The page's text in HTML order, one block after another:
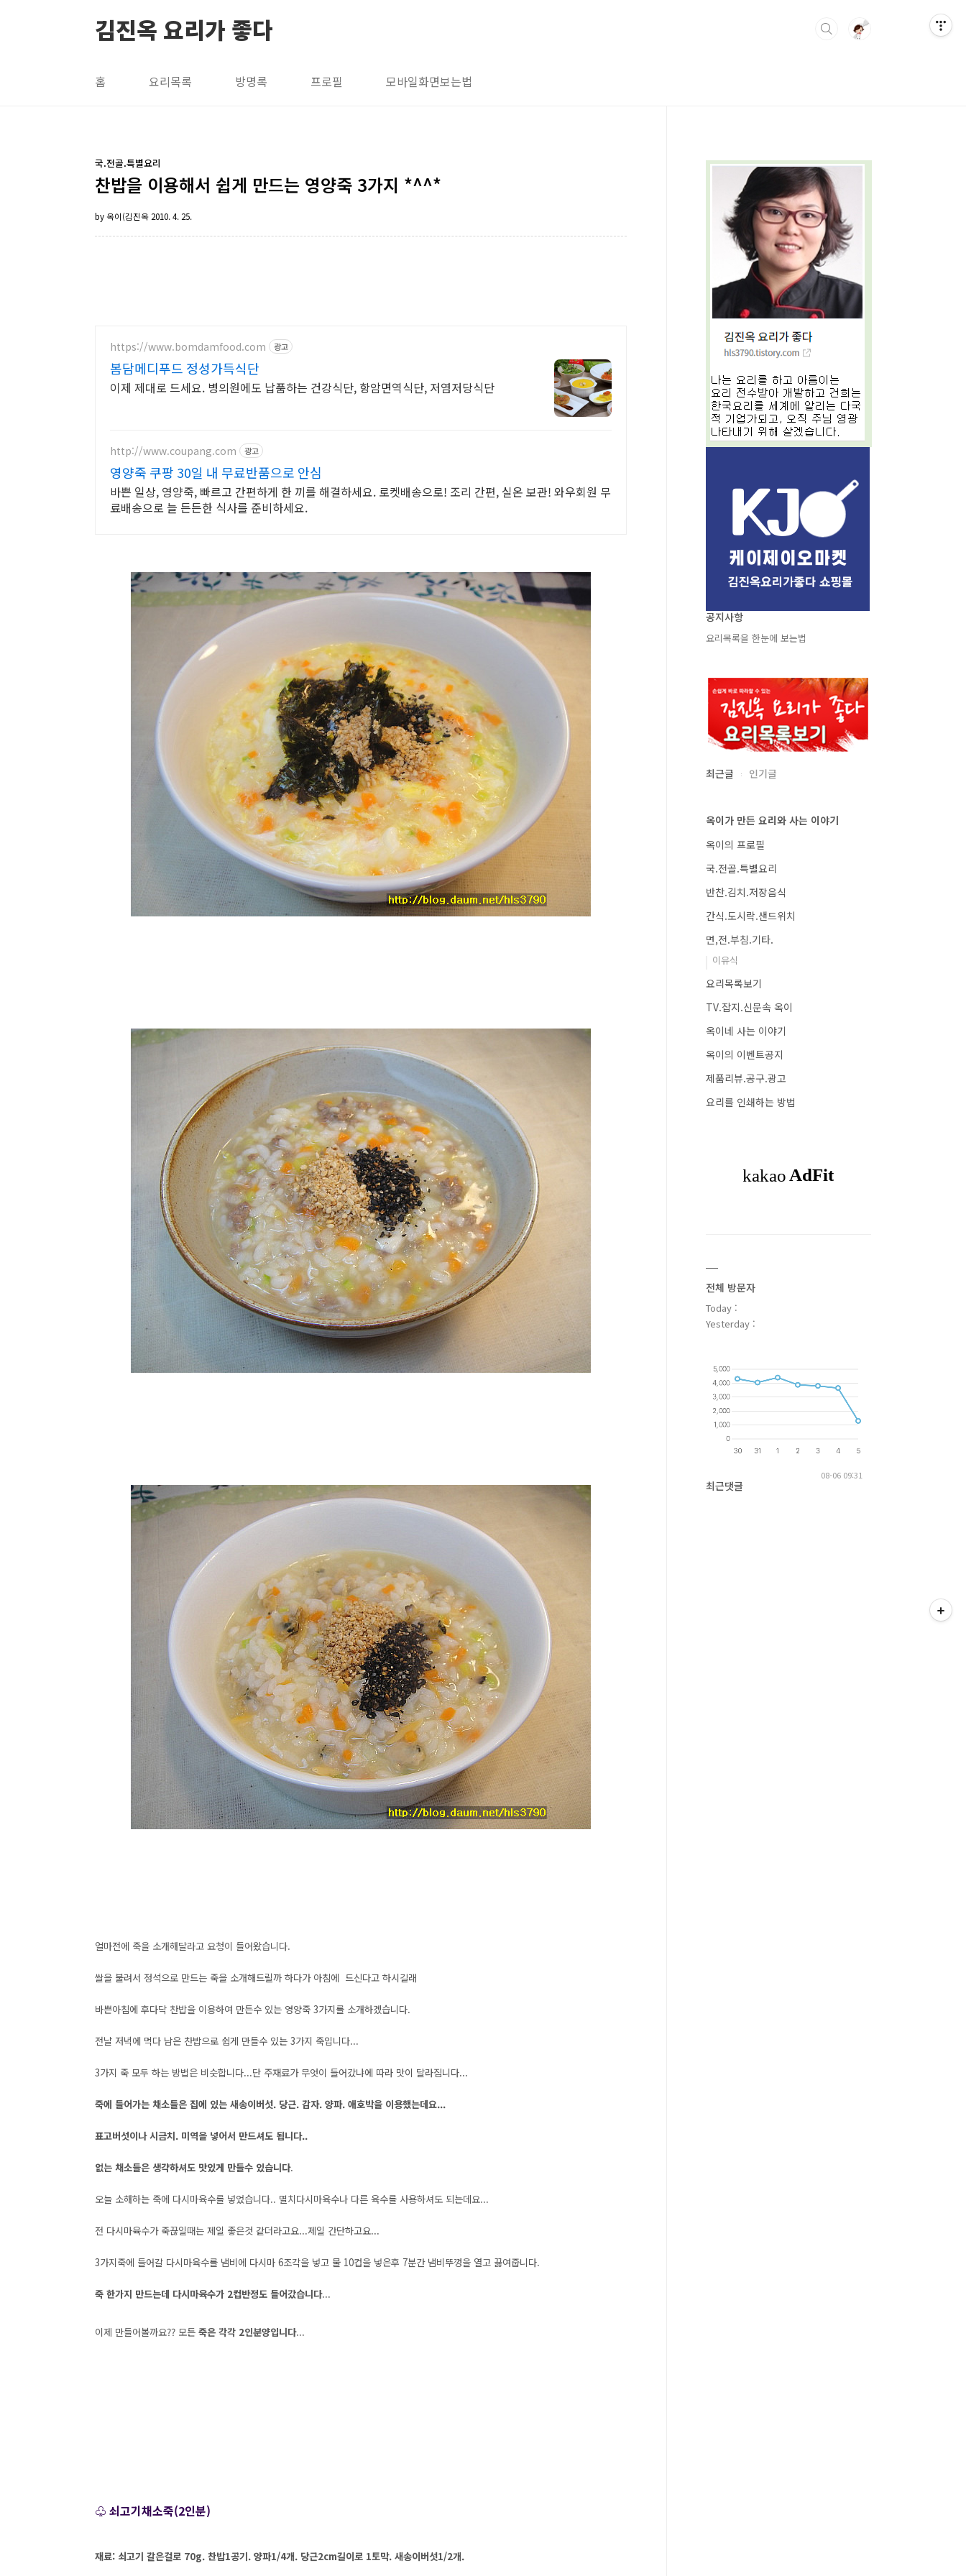
김진옥 요리가 좋다
홈 요리목록 방명록 프로필 모바일화면보는법
국.전골.특별요리
찬밥을 이용해서 쉽게 만드는 영양죽 3가지 *^^*
by 옥이(김진옥 2010. 4. 25.
https://www.bomdamfood.com 광고
봄담메디푸드 정성가득식단
이제 제대로 드세요. 병의원에도 납품하는 건강식단, 항암면역식단, 저염저당식단
http://www.coupang.com 광고
영양죽 쿠팡 30일 내 무료반품으로 안심
바쁜 일상, 영양죽, 빠르고 간편하게 한 끼를 해결하세요. 로켓배송으로! 조리 간편, 실온 보관! 와우회원 무
료배송으로 늘 든든한 식사를 준비하세요.
얼마전에 죽을 소개해달라고 요청이 들어왔습니다.
쌀을 불려서 정석으로 만드는 죽을 소개해드릴까 하다가 아침에 드신다고 하시길래
바쁜아침에 후다닥 찬밥을 이용하여 만든수 있는 영양죽 3가지를 소개하겠습니다.
전날 저녁에 먹다 남은 찬밥으로 쉽게 만들수 있는 3가지 죽입니다...
3가지 죽 모두 하는 방법은 비슷합니다...단 주재료가 무엇이 들어갔냐에 따라 맛이 달라집니다...
죽에 들어가는 채소들은 집에 있는 새송이버섯. 당근. 감자. 양파. 애호박을 이용했는데요...
표고버섯이나 시금치. 미역을 넣어서 만드셔도 됩니다..
없는 채소들은 생갹하셔도 맛있게 만들수 있습니다.
오늘 소해하는 죽에 다시마육수를 넣었습니다.. 멸치다시마육수나 다른 육수를 사용하셔도 되는데요...
전 다시마육수가 죽끊일때는 제일 좋은것 같더라고요...제일 간단하고요...
3가지죽에 들어갈 다시마육수를 냄비에 다시마 6조각을 넣고 물 10컵을 넣은후 7분간 냄비뚜껑을 열고 끓여줍니다.
죽 한가지 만드는데 다시마육수가 2컵반정도 들어갔습니다...
이제 만들어볼까요?? 모든 죽은 각각 2인분양입니다...
♧ 쇠고기채소죽(2인분)
재료: 쇠고기 갈은걸로 70g. 찬밥1공기. 양파1/4개. 당근2cm길이로 1토막. 새송이버섯1/2개.
공지사항
요리목록을 한눈에 보는법
최근글 인기글
옥이가 만든 요리와 사는 이야기
옥이의 프로필
국.전골.특별요리
반찬.김치.저장음식
간식.도시락.샌드위치
면,전.부침.기타.
이유식
요리목록보기
TV.잡지.신문속 옥이
옥이네 사는 이야기
옥이의 이벤트공지
제품리뷰.공구.광고
요리를 인쇄하는 방법
전체 방문자
Today :
Yesterday :
08-06 09:31
최근댓글